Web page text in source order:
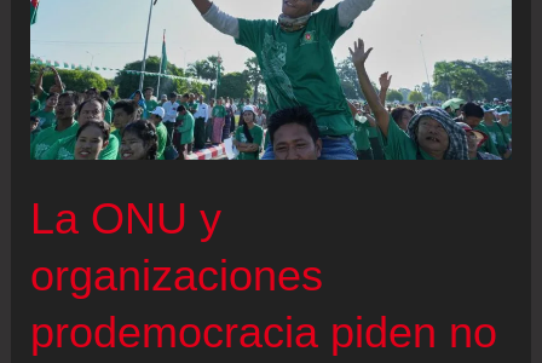
La ONU y
organizaciones
prodemocracia piden no